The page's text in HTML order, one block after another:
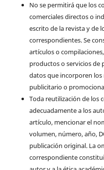
No se permitirá que los
comerciales directos o
escrito de la revista y de
correspondientes. Se
artículos o
productos o servicios de
datos que incorporen
publicitario o
Toda reutilización de los
adecuadamente a los
artículo, mencionar el
volumen, número, año,
publicación original. La
correspondiente